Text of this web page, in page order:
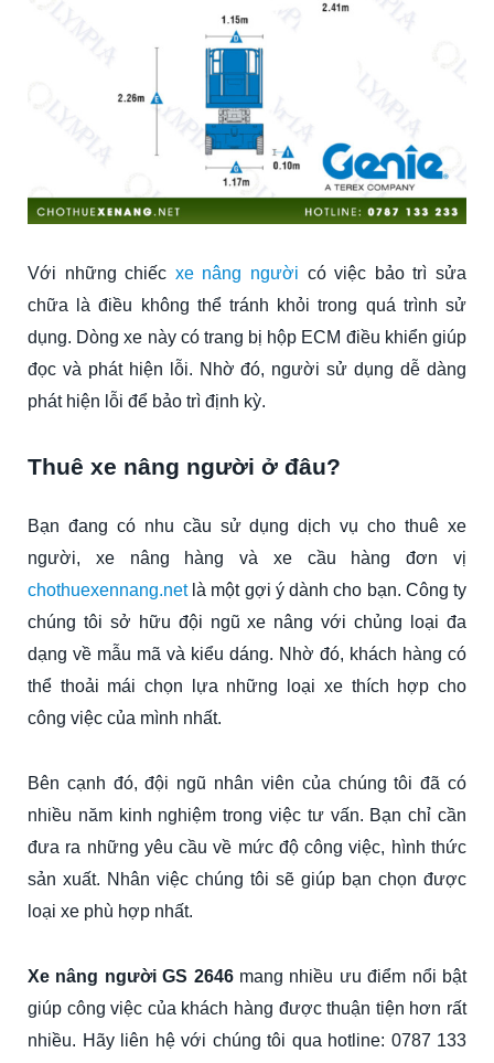
Với những chiếc xe nâng người có việc bảo trì sửa
chữa là điều không thể tránh khỏi trong quá trình sử
dụng. Dòng xe này có trang bị hộp ECM điều khiển giúp
đọc và phát hiện lỗi. Nhờ đó, người sử dụng dễ dàng
phát hiện lỗi để bảo trì định kỳ.
Thuê xe nâng người ở đâu?
Bạn đang có nhu cầu sử dụng dịch vụ cho thuê xe
người, xe nâng hàng và xe cầu hàng đơn vị
chothuexennang.netlà một gợi ý dành cho bạn. Công ty
chúng tôi sở hữu đội ngũ xe nâng với chủng loại đa
dạng về mẫu mã và kiểu dáng. Nhờ đó, khách hàng có
thể thoải mái chọn lựa những loại xe thích hợp cho
công việc của mình nhất.
Bên cạnh đó, đội ngũ nhân viên của chúng tôi đã có
nhiều năm kinh nghiệm trong việc tư vấn. Bạn chỉ cần
đưa ra những yêu cầu về mức độ công việc, hình thức
sản xuất. Nhân việc chúng tôi sẽ giúp bạn chọn được
loại xe phù hợp nhất.
Xe nâng người GS 2646mang nhiều ưu điểm nổi bật
giúp công việc của khách hàng được thuận tiện hơn rất
nhiều. Hãy liên hệ với chúng tôi qua hotline: 0787 133